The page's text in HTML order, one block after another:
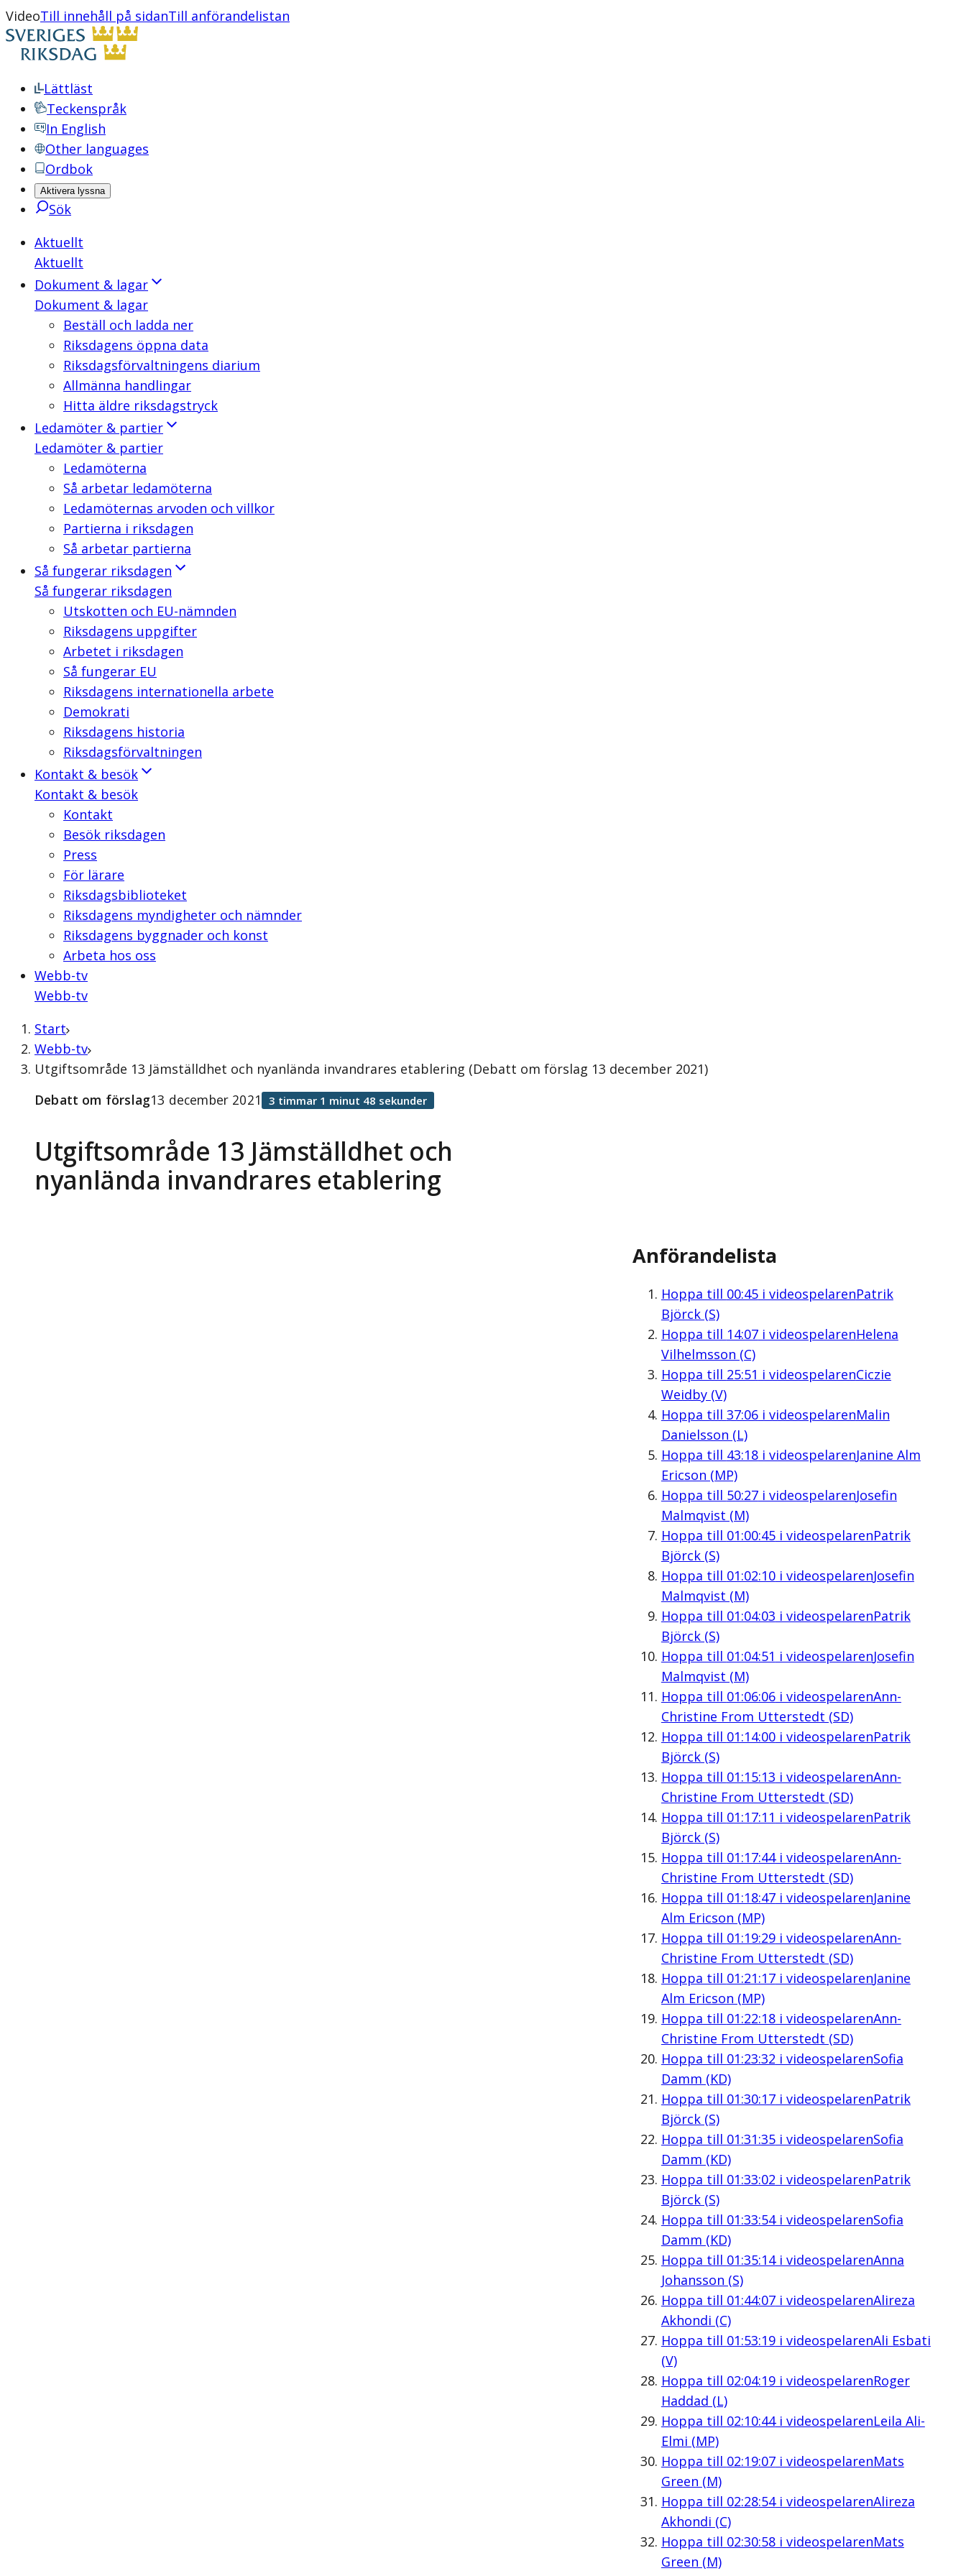
VideoTill innehåll på sidanTill anförandelistan
Lättläst
Teckenspråk
In English
Other languages
Ordbok
Aktivera lyssna
Sök
Aktuellt
Aktuellt
Dokument & lagar
Dokument & lagar
Beställ och ladda ner
Riksdagens öppna data
Riksdagsförvaltningens diarium
Allmänna handlingar
Hitta äldre riksdagstryck
Ledamöter & partier
Ledamöter & partier
Ledamöterna
Så arbetar ledamöterna
Ledamöternas arvoden och villkor
Partierna i riksdagen
Så arbetar partierna
Så fungerar riksdagen
Så fungerar riksdagen
Utskotten och EU-nämnden
Riksdagens uppgifter
Arbetet i riksdagen
Så fungerar EU
Riksdagens internationella arbete
Demokrati
Riksdagens historia
Riksdagsförvaltningen
Kontakt & besök
Kontakt & besök
Kontakt
Besök riksdagen
Press
För lärare
Riksdagsbiblioteket
Riksdagens myndigheter och nämnder
Riksdagens byggnader och konst
Arbeta hos oss
Webb-tv
Webb-tv
Start
Webb-tv
Utgiftsområde 13 Jämställdhet och nyanlända invandrares etablering (Debatt om förslag 13 december 2021)
Utgiftsområde 13 Jämställdhet och
nyanlända invandrares etablering
Debatt om förslag13 december 2021 3 timmar 1 minut 48 sekunder
Anförandelista
Hoppa till 00:45i videospelarenPatrik
Björck (S)
Hoppa till 14:07i videospelarenHelena
Vilhelmsson (C)
Hoppa till 25:51 i videospelarenCiczie
Weidby (V)
Hoppa till 37:06i videospelarenMalin
Danielsson (L)
Hoppa till 43:18i videospelarenJanine Alm
Ericson (MP)
Hoppa till 50:27i videospelarenJosefin
Malmqvist (M)
Hoppa till 01:00:45i videospelarenPatrik
Björck (S)
Hoppa till 01:02:10i videospelarenJosefin
Malmqvist (M)
Hoppa till 01:04:03 i videospelarenPatrik
Björck (S)
Hoppa till 01:04:51 i videospelarenJosefin
Malmqvist (M)
Hoppa till 01:06:06i videospelarenAnn-
Christine From Utterstedt (SD)
Hoppa till 01:14:00i videospelarenPatrik
Björck (S)
Hoppa till 01:15:13 i videospelarenAnn-
Christine From Utterstedt (SD)
Hoppa till 01:17:11 i videospelarenPatrik
Björck (S)
Hoppa till 01:17:44i videospelarenAnn-
Christine From Utterstedt (SD)
Hoppa till 01:18:47i videospelarenJanine
Alm Ericson (MP)
Hoppa till 01:19:29i videospelarenAnn-
Christine From Utterstedt (SD)
Hoppa till 01:21:17i videospelarenJanine
Alm Ericson (MP)
Hoppa till 01:22:18i videospelarenAnn-
Christine From Utterstedt (SD)
Hoppa till 01:23:32 i videospelarenSofia
Damm (KD)
Hoppa till 01:30:17i videospelarenPatrik
Björck (S)
Hoppa till 01:31:35i videospelarenSofia
Damm (KD)
Hoppa till 01:33:02 i videospelarenPatrik
Björck (S)
Hoppa till 01:33:54i videospelarenSofia
Damm (KD)
Hoppa till 01:35:14i videospelarenAnna
Johansson (S)
Hoppa till 01:44:07i videospelarenAlireza
Akhondi (C)
Hoppa till 01:53:19i videospelarenAli Esbati
(V)
Hoppa till 02:04:19i videospelarenRoger
Haddad (L)
Hoppa till 02:10:44i videospelarenLeila Ali-
Elmi (MP)
Hoppa till 02:19:07i videospelarenMats
Green (M)
Hoppa till 02:28:54i videospelarenAlireza
Akhondi (C)
Hoppa till 02:30:58i videospelarenMats
Green (M)